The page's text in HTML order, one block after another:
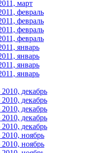
март
февраль
февраль
февраль
февраль
январь
январь
январь
январь
декабрь
декабрь
декабрь
декабрь
декабрь
ноябрь
ноябрь